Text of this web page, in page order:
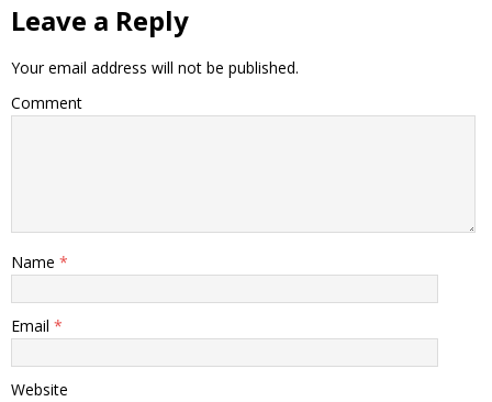
Leave a Reply
Your email address will not be published.
Comment
Name *
Email *
Website